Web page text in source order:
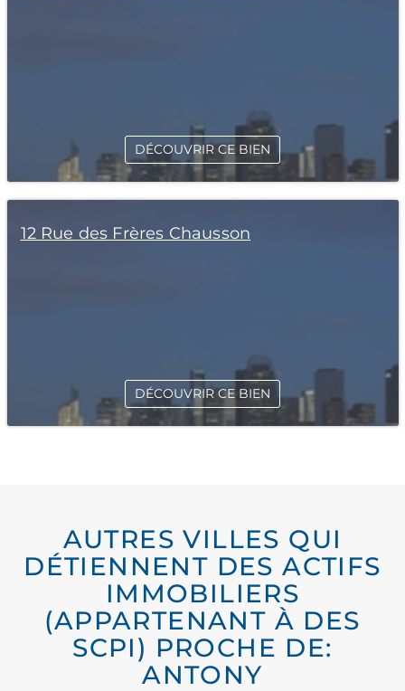
DÉCOUVRIR CE BIEN
12 Rue des Frères Chausson
DÉCOUVRIR CE BIEN
AUTRES VILLES QUI
DÉTIENNENT DES ACTIFS
IMMOBILIERS
(APPARTENANT À DES
SCPI) PROCHE DE:
ANTONY